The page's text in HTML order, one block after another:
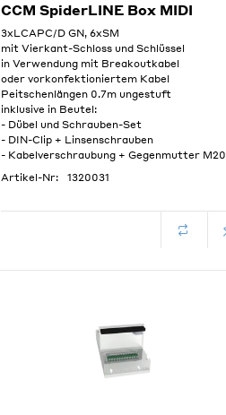
CCM SpiderLINE Box MIDI
3xLCAPC/D GN, 6xSM
mit Vierkant-Schloss und Schlüssel
in Verwendung mit Breakoutkabel
oder vorkonfektioniertem Kabel
Peitschenlängen 0.7m ungestuft
inklusive in Beutel:
- Dübel und Schrauben-Set
- DIN-Clip + Linsenschrauben
- Kabelverschraubung + Gegenmutter M20
Artikel-Nr:
1320031